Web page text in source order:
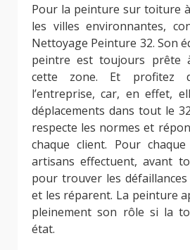
Pour la peinture sur toiture
les villes environnantes,
Nettoyage Peinture 32. Son
peintre est toujours prête
cette zone. Et profitez
l’entreprise, car, en effet,
déplacements dans tout le
respecte les normes et
chaque client. Pour
artisans effectuent, avant
pour trouver les
et les réparent. La peinture
pleinement son rôle si la
état.